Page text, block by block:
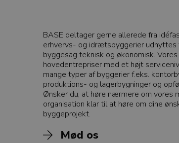
BASE deltager gerne allerede fra
erhvervs- og idrætsbyggerier
byggesag teknisk og økonomisk.
hovedentrepriser med et højt
mange typer af byggerier f.eks.
produktions- og lagerbygninger og
Ønsker du, at høre nærmere om vores
organisation klar til at høre om dine
byggeprojekt.
Mød os